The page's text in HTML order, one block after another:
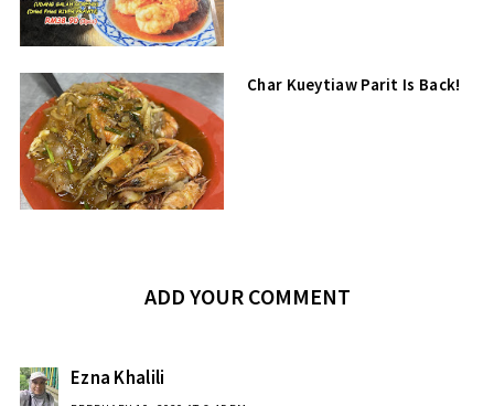
Char Kueytiaw Parit Is Back!
ADD YOUR COMMENT
Ezna Khalili